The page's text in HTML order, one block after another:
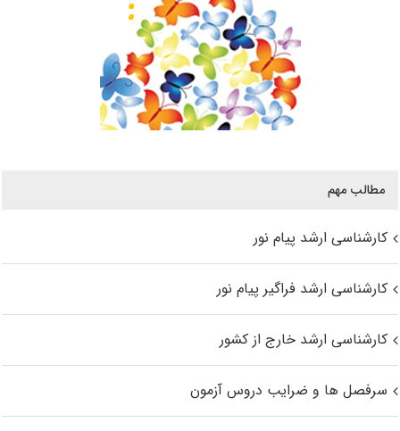
مطالب مهم
کارشناسی ارشد پیام نور
کارشناسی ارشد فراگیر پیام نور
کارشناسی ارشد خارج از کشور
سرفصل ها و ضرایب دروس آزمون